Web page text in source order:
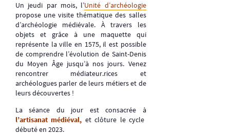
Un jeudi par mois, l’Unité d’archéologie
propose une visite thématique des salles
d’archéologie médiévale. À travers les
objets et grâce à une maquette qui
représente la ville en 1575, il est possible
de comprendre l’évolution de Saint-Denis
du Moyen Âge jusqu’à nos jours. Venez
rencontrer médiateur.rices et
archéologues parler de leurs métiers et de
leurs découvertes !
La séance du jour est consacrée à
l’artisanat médiéval, et clôture le cycle
débuté en 2023.